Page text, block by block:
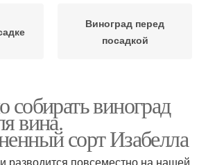
Виноград перед
посадкой
собирать виноград
вина.
сорт Изабелла